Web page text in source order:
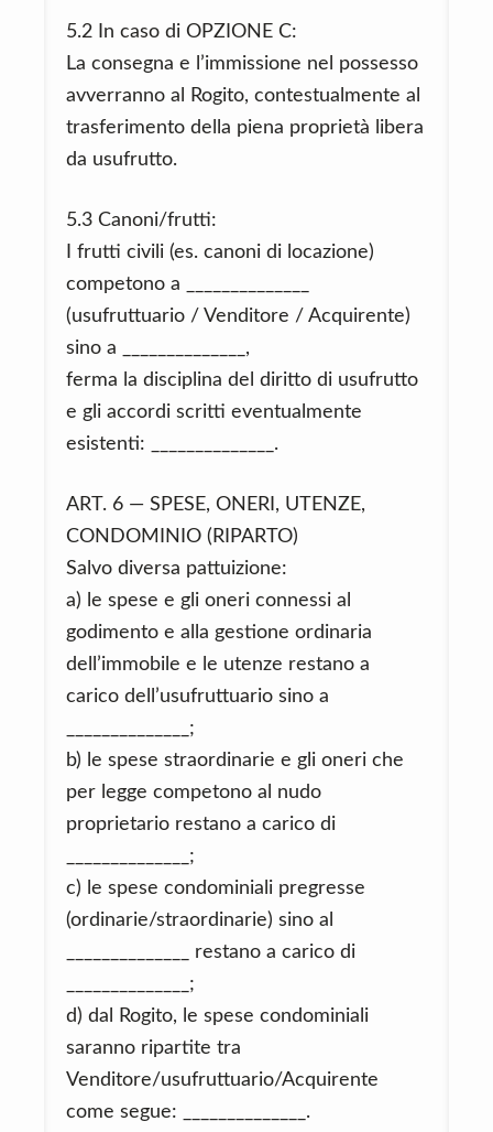
5.2 In caso di OPZIONE C:
La consegna e l’immissione nel possesso
avverranno al Rogito, contestualmente al
trasferimento della piena proprietà libera
da usufrutto.
5.3 Canoni/frutti:
I frutti civili (es. canoni di locazione)
competono a ______________
(usufruttuario / Venditore / Acquirente)
sino a ______________,
ferma la disciplina del diritto di usufrutto
e gli accordi scritti eventualmente
esistenti: ______________.
ART. 6 — SPESE, ONERI, UTENZE,
CONDOMINIO (RIPARTO)
Salvo diversa pattuizione:
a) le spese e gli oneri connessi al
godimento e alla gestione ordinaria
dell’immobile e le utenze restano a
carico dell’usufruttuario sino a
______________;
b) le spese straordinarie e gli oneri che
per legge competono al nudo
proprietario restano a carico di
______________;
c) le spese condominiali pregresse
(ordinarie/straordinarie) sino al
______________ restano a carico di
______________;
d) dal Rogito, le spese condominiali
saranno ripartite tra
Venditore/usufruttuario/Acquirente
come segue: ______________.